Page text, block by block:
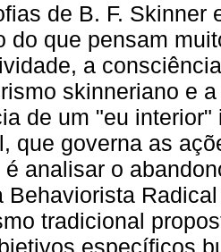
de B. F. Skinner
do que pensam
a
skinneriano e
de um "eu
que governa as
é analisar o
Behaviorista
tradicional
específicos